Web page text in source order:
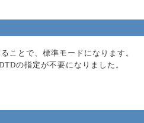
ことで、標準モードになります。
の指定が不要になりました。